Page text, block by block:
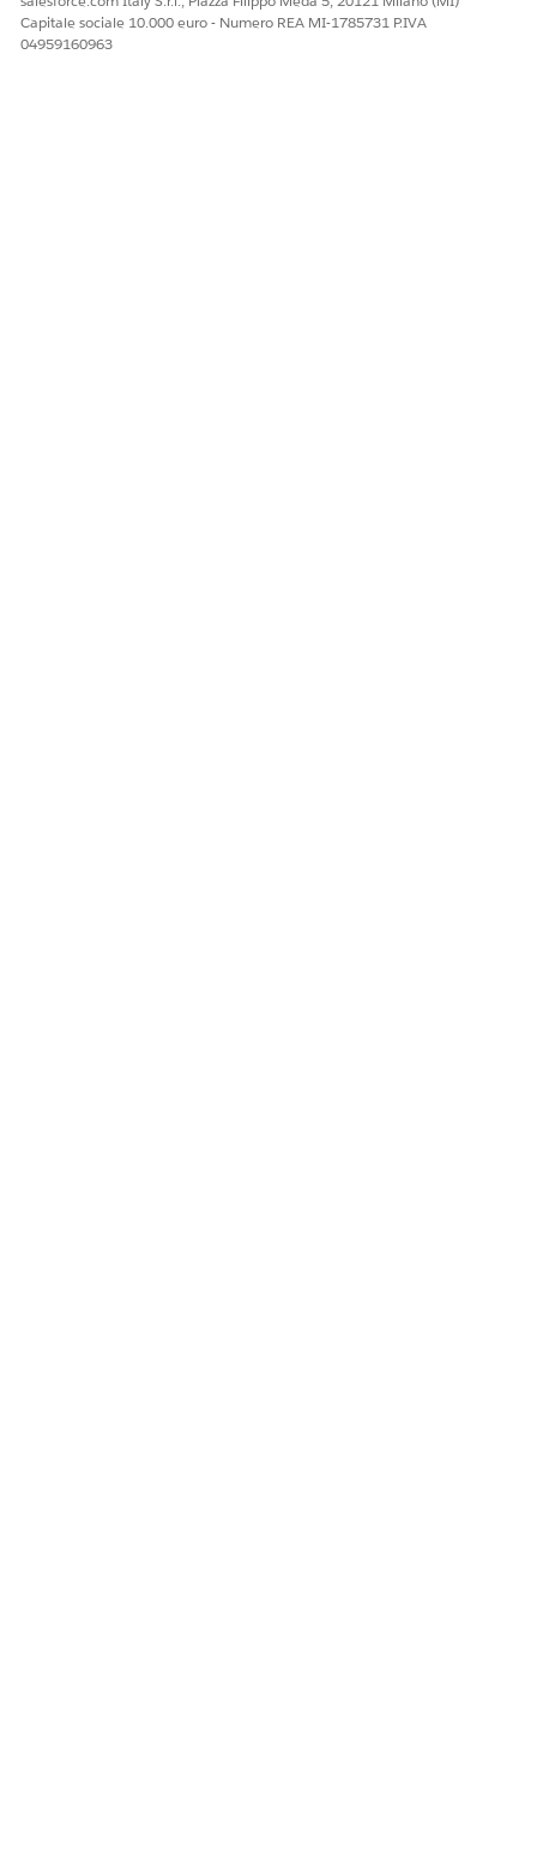
Capitale sociale 10.000 euro - Numero REA MI-1785731 P.IVA
04959160963